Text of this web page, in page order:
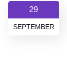
29
SEPTEMBER